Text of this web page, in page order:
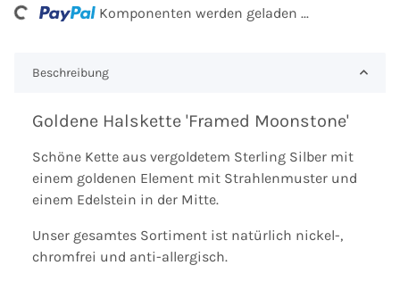
Komponenten werden geladen ...
Beschreibung
Goldene Halskette 'Framed Moonstone'
Schöne Kette aus vergoldetem Sterling Silber mit
einem goldenen Element mit Strahlenmuster und
einem Edelstein in der Mitte.
Unser gesamtes Sortiment ist natürlich nickel-,
chromfrei und anti-allergisch.